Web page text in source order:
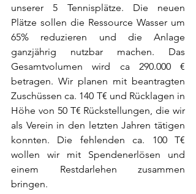
unserer 5 Tennisplätze. Die neuen
Plätze sollen die Ressource Wasser um
65% reduzieren und die Anlage
ganzjährig nutzbar machen. Das
Gesamtvolumen wird ca 290.000 €
betragen. Wir planen mit beantragten
Zuschüssen ca. 140 T€ und Rücklagen in
Höhe von 50 T€ Rückstellungen, die wir
als Verein in den letzten Jahren tätigen
konnten. Die fehlenden ca. 100 T€
wollen wir mit Spendenerlösen und
einem Restdarlehen zusammen
bringen.